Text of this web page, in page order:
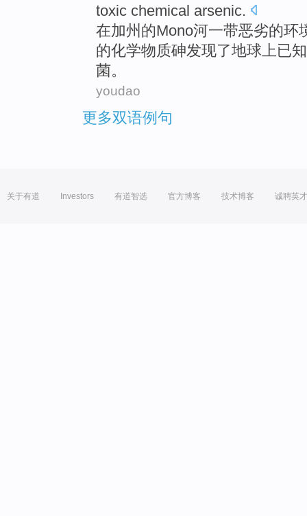
toxic chemical arsenic.
在加州 的Mono河一带恶劣的环
的化学物质砷发现了地球 上已知
菌。
youdao
更多双语例句
关于有道 Investors 有道智选 官方博客 技术博客 诚聘英才